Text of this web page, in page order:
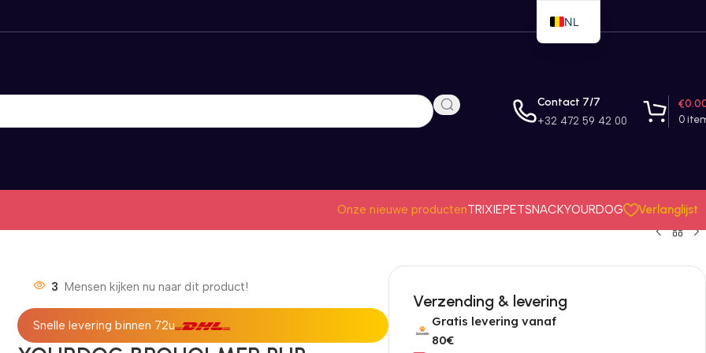
Contact 7/7
+32 472 59 42 00 0
€
Onze nieuwe productenTRIXIEPETSNACKYOURDOG
Verlanglijst
3 Mensen kijken nu naar dit product!
Snelle levering binnen 72u
Verzending & levering
Gratis levering vanaf
80€
NL
EN